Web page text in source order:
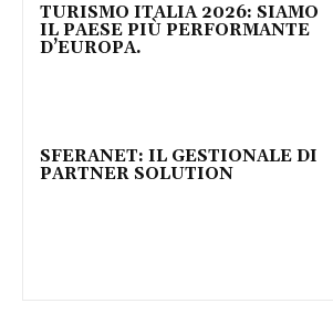
TURISMO ITALIA 2026: SIAMO
IL PAESE PIÙ PERFORMANTE
D’EUROPA.
SFERANET: IL GESTIONALE DI
PARTNER SOLUTION